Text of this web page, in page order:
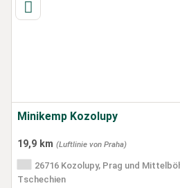
Minikemp Kozolupy
19,9 km (Luftlinie von Praha)
26716 Kozolupy, Prag und
Tschechien